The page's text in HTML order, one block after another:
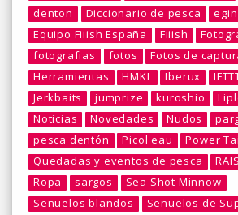
denton
Diccionario de pesca
Equipo Fiiish España
Fiiish
fotografias
fotos
Fotos de
Herramientas
HMKL Iberux
Jerkbaits
jumprize kuroshio
Noticias
Novedades Nudos
pesca dentón
Picol'eau
Power
Quedadas y eventos de pesca
RAIS
Ropa
sargos
Sea Shot Minnow
Señuelos blandos
Señuelos de